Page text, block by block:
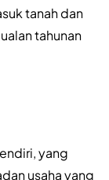
tanah dan
tahunan
yang
usaha yang